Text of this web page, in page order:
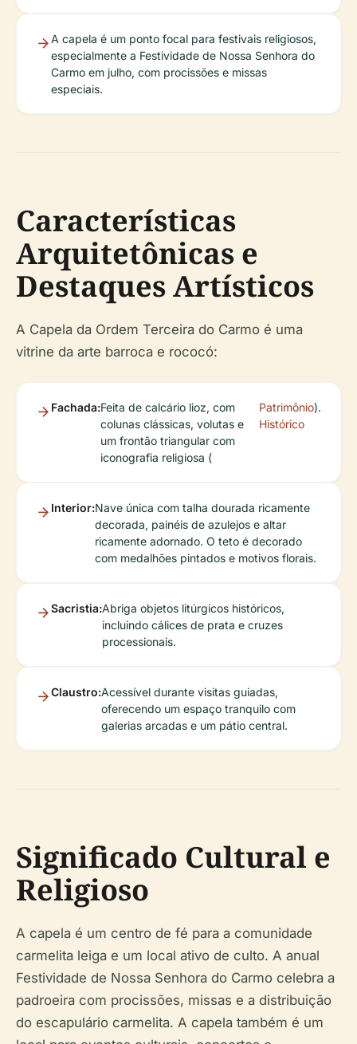
A capela é um ponto focal para festivais religiosos,
especialmente a Festividade de Nossa Senhora do
Carmo em julho, com procissões e missas
especiais.
Características
Arquitetônicas e
Destaques Artísticos
A Capela da Ordem Terceira do Carmo é uma
vitrine da arte barroca e rococó:
Fachada:Feita de calcário lioz, com
colunas clássicas, volutas e
um frontão triangular com
iconografia religiosa (
Patrimônio
Histórico
).
Interior:Nave única com talha dourada ricamente
decorada, painéis de azulejos e altar
ricamente adornado. O teto é decorado
com medalhões pintados e motivos florais.
Sacristia:Abriga objetos litúrgicos históricos,
incluindo cálices de prata e cruzes
processionais.
Claustro:Acessível durante visitas guiadas,
oferecendo um espaço tranquilo com
galerias arcadas e um pátio central.
Significado Cultural e
Religioso
A capela é um centro de fé para a comunidade
carmelita leiga e um local ativo de culto. A anual
Festividade de Nossa Senhora do Carmo celebra a
padroeira com procissões, missas e a distribuição
do escapulário carmelita. A capela também é um